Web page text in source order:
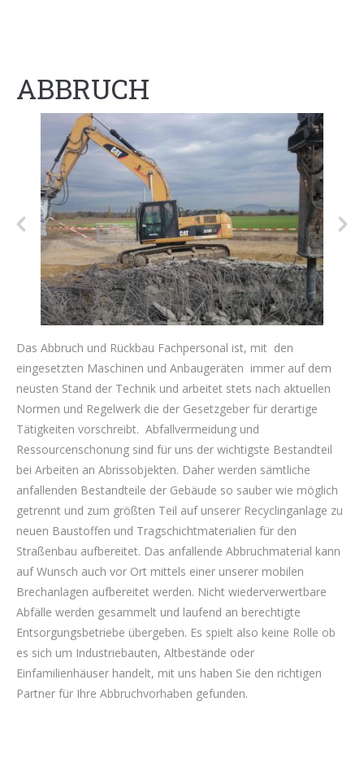
ABBRUCH
Das Abbruch und Rückbau Fachpersonal ist, mit den
eingesetzten Maschinen und Anbaugeräten immer auf dem
neusten Stand der Technik und arbeitet stets nach aktuellen
Normen und Regelwerk die der Gesetzgeber für derartige
Tätigkeiten vorschreibt. Abfallvermeidung und
Ressourcenschonung sind für uns der wichtigste Bestandteil
bei Arbeiten an Abrissobjekten. Daher werden sämtliche
anfallenden Bestandteile der Gebäude so sauber wie möglich
getrennt und zum größten Teil auf unserer Recyclinganlage zu
neuen Baustoffen und Tragschichtmaterialien für den
Straßenbau aufbereitet. Das anfallende Abbruchmaterial kann
auf Wunsch auch vor Ort mittels einer unserer mobilen
Brechanlagen aufbereitet werden. Nicht wiederverwertbare
Abfälle werden gesammelt und laufend an berechtigte
Entsorgungsbetriebe übergeben. Es spielt also keine Rolle ob
es sich um Industriebauten, Altbestände oder
Einfamilienhäuser handelt, mit uns haben Sie den richtigen
Partner für Ihre Abbruchvorhaben gefunden.